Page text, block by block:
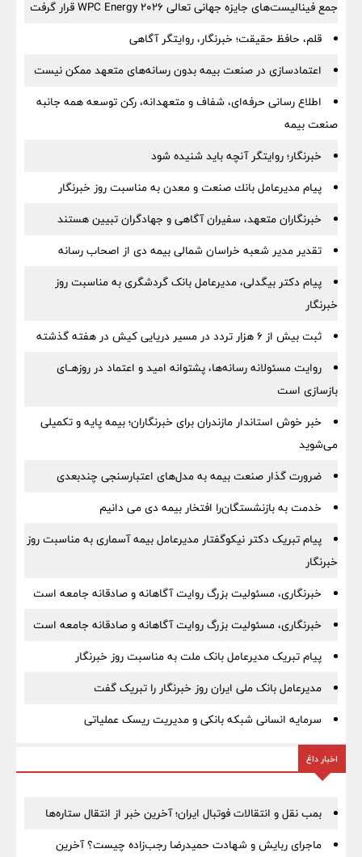
جمع فینالیست‌های جایزه جهانی تعالی WPC Energy 2026 قرار گرفت
قلم، حافظ حقیقت؛ خبرنگار، روایتگر آگاهی
اعتمادسازی در صنعت بیمه بدون رسانه‌های متعهد ممکن نیست
اطلاع رسانی حرفه‌ای، شفاف و متعهدانه، رکن توسعه همه جانبه
صنعت بیمه
خبرنگار؛ روایتگر آنچه باید شنیده شود
پیام مدیرعامل بانك صنعت و معدن به مناسبت روز خبرنگار
خبرنگاران متعهد، سفیران آگاهی و جهادگران تبیین هستند
تقدیر مدیر شعبه خراسان شمالی بیمه دی از اصحاب رسانه
پیام دکتر بیگدلی، مدیرعامل بانک گردشگری به مناسبت روز
خبرنگار
ثبت بیش از ۶ هزار تردد در مسیر دریایی کیش در هفته گذشته
روایت مسئولانه رسانه‌ها، پشتوانه امید و اعتماد در روزهــای
بازسازی است
خبر خوش استاندار مازندران برای خبرنگاران؛‌ بیمه پایه و ‌تکمیلی
می‌شوید
ضرورت گذار صنعت بیمه به مدل‌های اعتبارسنجی چندبعدی
خدمت به بازنشستگان‌را افتخار بیمه دی می دانیم
پیام تبریک دکتر نیکوگفتار مدیرعامل بیمه آسماری به مناسبت روز
خبرنگار
خبرنگاری، مسئولیت بزرگ روایت آگاهانه و صادقانه جامعه است
خبرنگاری، مسئولیت بزرگ روایت آگاهانه و صادقانه جامعه است
پیام تبریک مدیرعامل بانک ملت به مناسبت روز خبرنگار
مدیرعامل بانک ملی ایران روز خبرنگار را تبریک گفت
سرمایه انسانی شبکه بانکی و مدیریت ریسک عملیاتی
اخبار داغ
بمب نقل‌ و انتقالات فوتبال ایران؛ آخرین خبر از انتقال ستاره‌ها
ماجرای ربایش و شهادت حمیدرضا رجب‌زاده چیست؟ آخرین